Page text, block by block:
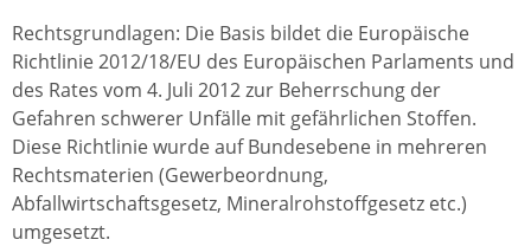
Rechtsgrundlagen: Die Basis bildet die Europäische
Richtlinie 2012/18/EU des Europäischen Parlaments und
des Rates vom 4. Juli 2012 zur Beherrschung der
Gefahren schwerer Unfälle mit gefährlichen Stoffen.
Diese Richtlinie wurde auf Bundesebene in mehreren
Rechtsmaterien (Gewerbeordnung,
Abfallwirtschaftsgesetz, Mineralrohstoffgesetz etc.)
umgesetzt.